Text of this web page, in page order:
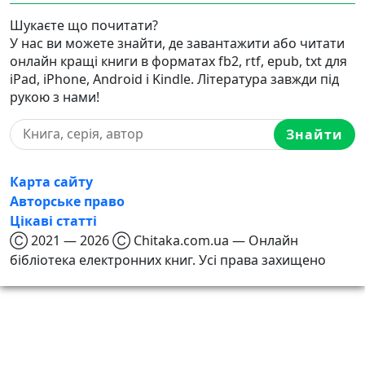
Шукаєте що почитати?
У нас ви можете знайти, де завантажити або читати
онлайн кращі книги в форматах fb2, rtf, epub, txt для
iPad, iPhone, Android і Kindle. Література завжди під
рукою з нами!
Знайти
Карта сайту
Авторське право
Цікаві статті
Ⓒ 2021 — 2026 Ⓒ Chitaka.com.ua — Онлайн
бібліотека електронних книг. Усі права захищено